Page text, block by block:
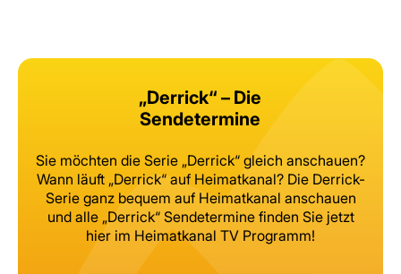
„Derrick“ – Die
Sendetermine
Sie möchten die Serie „Derrick“ gleich anschauen?
Wann läuft „Derrick“ auf Heimatkanal?Die Derrick-
Serie ganz bequem auf Heimatkanal anschauen
und alle „Derrick“ Sendetermine finden Sie jetzt
hier im Heimatkanal TV Programm!